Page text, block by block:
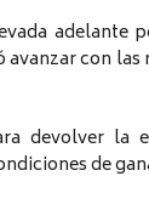
adelante
con
devolver la
de